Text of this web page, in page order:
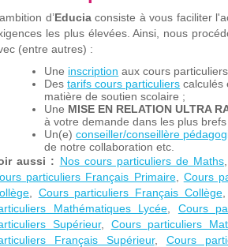
d’Educiaconsiste à vous faciliter
les plus élevées. Ainsi, nous
(entre autres) :
Une inscription aux cours
Destarifs cours particuliers calculés
matière de soutien scolaire ;
Une MISE EN RELATION ULTRA
à votre demande dans les plus
Un(e)conseiller/conseillère
de notre collaboration etc.
aussi : Nos cours particuliers de Maths
particuliers Français Primaire, Cours
Cours particuliers Français Collège
Mathématiques Lycée
Cours
Supérieur, Cours particuliers
Français Supérieur, Cours